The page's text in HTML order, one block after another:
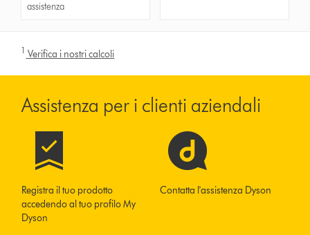
assistenza
1 Verifica i nostri calcoli
Assistenza per i clienti aziendali
Registra il tuo prodotto
accedendo al tuo profilo My
Dyson
Contatta l'assistenza Dyson